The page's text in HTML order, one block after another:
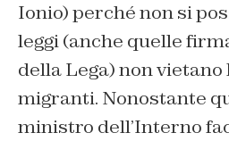
Ionio) perché non si
leggi (anche quelle
della Lega) non vietano
migranti. Nonostante
ministro dell’Interno